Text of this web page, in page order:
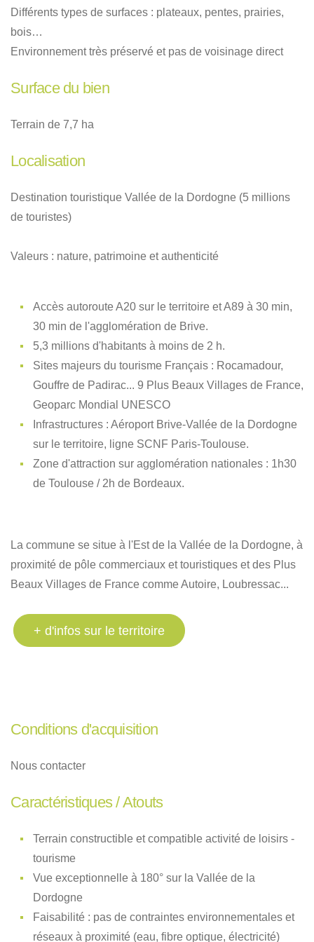
Différents types de surfaces : plateaux, pentes, prairies,
bois…
Environnement très préservé et pas de voisinage direct
Surface du bien
Terrain de 7,7 ha
Localisation
Destination touristique Vallée de la Dordogne (5 millions
de touristes)
Valeurs : nature, patrimoine et authenticité
Accès autoroute A20 sur le territoire et A89 à 30 min,
30 min de l'agglomération de Brive.
5,3 millions d'habitants à moins de 2 h.
Sites majeurs du tourisme Français : Rocamadour,
Gouffre de Padirac... 9 Plus Beaux Villages de France,
Geoparc Mondial UNESCO
Infrastructures : Aéroport Brive-Vallée de la Dordogne
sur le territoire, ligne SCNF Paris-Toulouse.
Zone d'attraction sur agglomération nationales : 1h30
de Toulouse / 2h de Bordeaux.
La commune se situe à l'Est de la Vallée de la Dordogne, à
proximité de pôle commerciaux et touristiques et des Plus
Beaux Villages de France comme Autoire, Loubressac...
+ d'infos sur le territoire
Conditions d'acquisition
Nous contacter
Caractéristiques / Atouts
Terrain constructible et compatible activité de loisirs -
tourisme
Vue exceptionnelle à 180° sur la Vallée de la
Dordogne
Faisabilité : pas de contraintes environnementales et
réseaux à proximité (eau, fibre optique, électricité)